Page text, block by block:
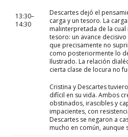
13:30–
14:30
Descartes dejó el
carga y un tesoro. La
malinterpretada de la cual
tesoro: un avance
que precisamente no
como posteriormente lo
Ilustrado. La relación
cierta clase de locura no
Cristina y Descartes
difícil en su vida. Ambos
obstinados, irascibles y
impacientes, con
Descartes se negaron a
mucho en común, aunque